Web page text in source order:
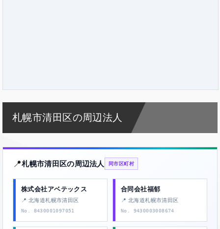
札幌市清田区の周辺法人
📍札幌市清田区の周辺法人 同市区町村
株式会社アベテックス
📍 北海道札幌市清田区
No. 8430001097051
合同会社福郁
📍 北海道札幌市清田区
No. 9430003008674